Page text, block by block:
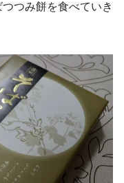
つみ餅を食べていき